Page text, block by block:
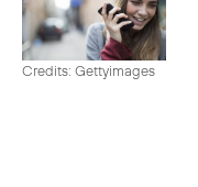
Credits: Gettyimages